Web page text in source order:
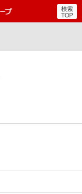
郵便局・日本郵政グルー
検索
TOP